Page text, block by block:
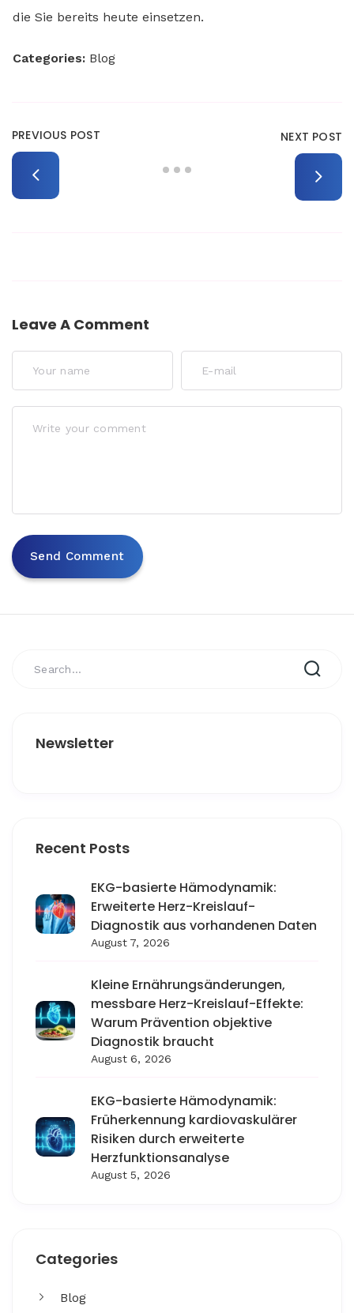
Newsletter
Recent Posts
EKG-basierte Hämodynamik:
Erweiterte Herz-Kreislauf-
Diagnostik aus vorhandenen Daten
August 7, 2026
Kleine Ernährungsänderungen,
messbare Herz-Kreislauf-Effekte:
Warum Prävention objektive
Diagnostik braucht
August 6, 2026
EKG-basierte Hämodynamik:
Früherkennung kardiovaskulärer
Risiken durch erweiterte
Herzfunktionsanalyse
August 5, 2026
Categories
Blog
die Sie bereits heute einsetzen.
Categories: Blog
PREVIOUS POST NEXT POST
Leave A Comment